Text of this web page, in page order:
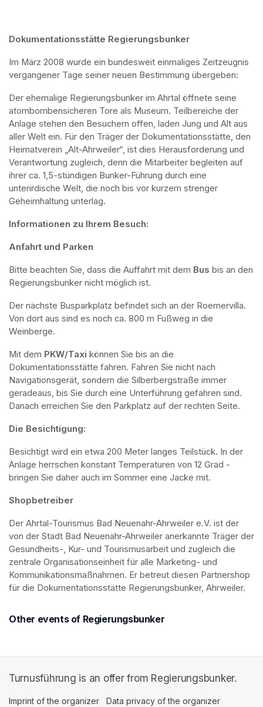
Dokumentationsstätte Regierungsbunker
Im März 2008 wurde ein bundesweit einmaliges Zeitzeugnis
vergangener Tage seiner neuen Bestimmung übergeben:
Der ehemalige Regierungsbunker im Ahrtal öffnete seine
atombombensicheren Tore als Museum. Teilbereiche der
Anlage stehen den Besuchern offen, laden Jung und Alt aus
aller Welt ein. Für den Träger der Dokumentationsstätte, den
Heimatverein „Alt-Ahrweiler“, ist dies Herausforderung und
Verantwortung zugleich, denn die Mitarbeiter begleiten auf
ihrer ca. 1,5-stündigen Bunker-Führung durch eine
unterirdische Welt, die noch bis vor kurzem strenger
Geheimhaltung unterlag.
Informationen zu Ihrem Besuch:
Anfahrt und Parken
Bitte beachten Sie, dass die Auffahrt mit dem Bus bis an den
Regierungsbunker nicht möglich ist.
Der nächste Busparkplatz befindet sich an der Roemervilla.
Von dort aus sind es noch ca. 800 m Fußweg in die
Weinberge.
Mit dem PKW/Taxi können Sie bis an die
Dokumentationsstätte fahren. Fahren Sie nicht nach
Navigationsgerät, sondern die Silberbergstraße immer
geradeaus, bis Sie durch eine Unterführung gefahren sind.
Danach erreichen Sie den Parkplatz auf der rechten Seite.
Die Besichtigung:
Besichtigt wird ein etwa 200 Meter langes Teilstück. In der
Anlage herrschen konstant Temperaturen von 12 Grad -
bringen Sie daher auch im Sommer eine Jacke mit.
Shopbetreiber
Der Ahrtal-Tourismus Bad Neuenahr-Ahrweiler e.V. ist der
von der Stadt Bad Neuenahr-Ahrweiler anerkannte Träger der
Gesundheits-, Kur- und Tourismusarbeit und zugleich die
zentrale Organisationseinheit für alle Marketing- und
Kommunikationsmaßnahmen. Er betreut diesen Partnershop
für die Dokumentationsstätte Regierungsbunker, Ahrweiler.
Other events of Regierungsbunker
Turnusführung is an offer from Regierungsbunker.
Imprint of the organizer (opens in a new tab)
Data privacy of the organizer